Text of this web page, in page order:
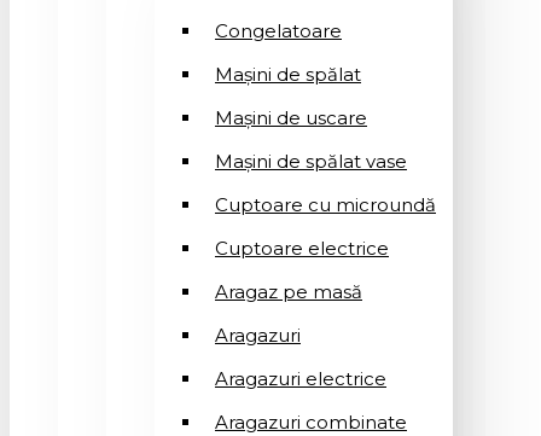
Congelatoare
Mașini de spălat
Mașini de uscare
Mașini de spălat vase
Cuptoare cu microundă
Cuptoare electrice
Aragaz pe masă
Aragazuri
Aragazuri electrice
Aragazuri combinate